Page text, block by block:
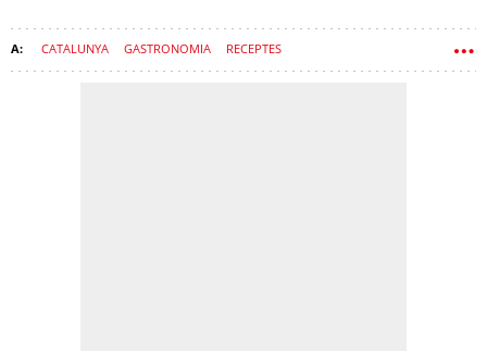
CATALUNYA GASTRONOMIA RECEPTES